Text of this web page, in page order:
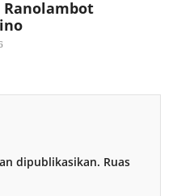
dipublikasikan. Ruas